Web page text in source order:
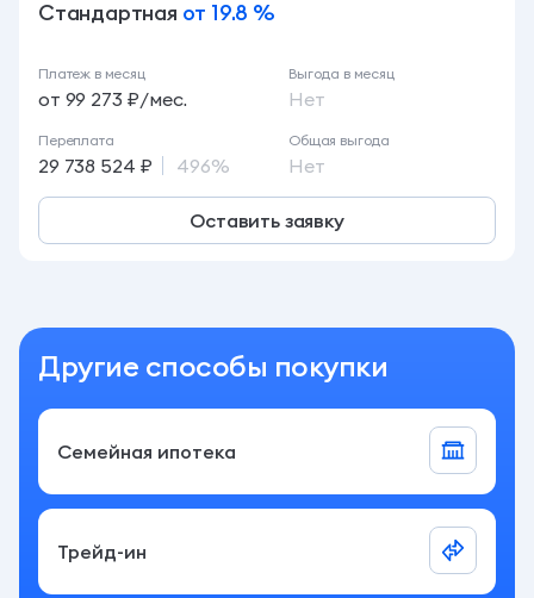
Стандартная от 19.8 %
Платеж в месяц
от 99 273 ₽/мес.
Выгода в месяц
Нет
Переплата
29 738 524 ₽ 496%
Общая выгода
Нет
Оставить заявку
Другие способы покупки
Семейная ипотека
Трейд-ин